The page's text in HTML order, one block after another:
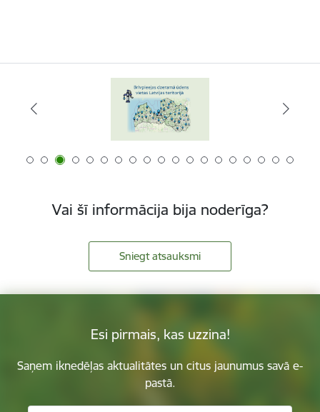
Vai šī informācija bija noderīga?
Sniegt atsauksmi
Esi pirmais, kas uzzina!
Saņem iknedēļas aktualitātes un citus jaunumus savā e-
pastā.